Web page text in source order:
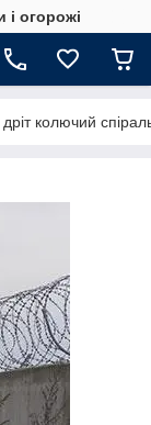
і огорожі
колючий